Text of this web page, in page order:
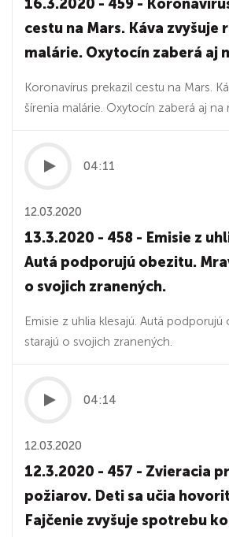
16.3.2020 - 459 -
cestu na Mars. Káva zvyšuje
malárie. Oxytocín zaberá aj
Koronavírus prekazil cestu na Mars.
šírenia malárie. Oxytocín zaberá aj na
04:11
12.03.2020
13.3.2020 - 458 - Emisie z
Autá podporujú obezitu.
o svojich zranených.
Emisie z uhlia klesajú. Autá podporujú
starajú o svojich zranených.
04:14
12.03.2020
12.3.2020 - 457 - Zvieracia
požiarov. Deti sa učia
Fajčenie zvyšuje spotrebu